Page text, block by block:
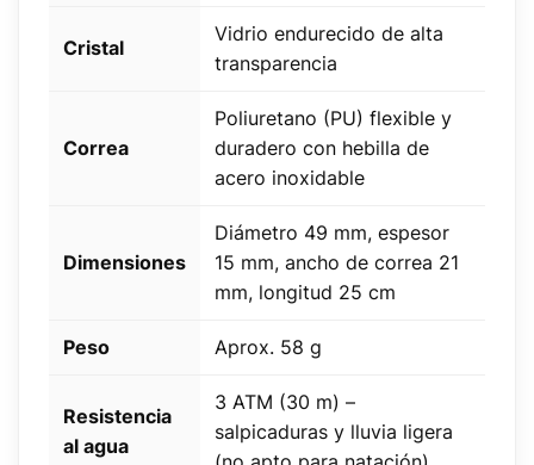
Cristal
Vidrio endurecido de alta
transparencia
Correa
Poliuretano (PU) flexible y
duradero con hebilla de
acero inoxidable
Dimensiones
Diámetro 49 mm, espesor
15 mm, ancho de correa 21
mm, longitud 25 cm
Peso Aprox. 58 g
Resistencia
al agua
3 ATM (30 m) –
salpicaduras y lluvia ligera